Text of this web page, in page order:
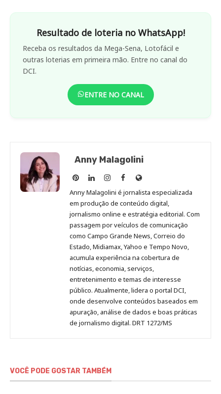
Resultado de loteria no WhatsApp!
Receba os resultados da Mega-Sena, Lotofácil e
outras loterias em primeira mão. Entre no canal do
DCI.
ENTRE NO CANAL
Anny Malagolini
Anny
Malagolini
no
Pinterest
Anny
Malagolini
no
LinkedIn
Anny
Malagolini
no
Instagram
Anny
Malagolini
no
Facebook
Site
de
Anny
Malagolini
Anny Malagolini é jornalista especializada
em produção de conteúdo digital,
jornalismo online e estratégia editorial. Com
passagem por veículos de comunicação
como Campo Grande News, Correio do
Estado, Midiamax, Yahoo e Tempo Novo,
acumula experiência na cobertura de
notícias, economia, serviços,
entretenimento e temas de interesse
público. Atualmente, lidera o portal DCI,
onde desenvolve conteúdos baseados em
apuração, análise de dados e boas práticas
de jornalismo digital. DRT 1272/MS
VOCÊ PODE GOSTAR TAMBÉM